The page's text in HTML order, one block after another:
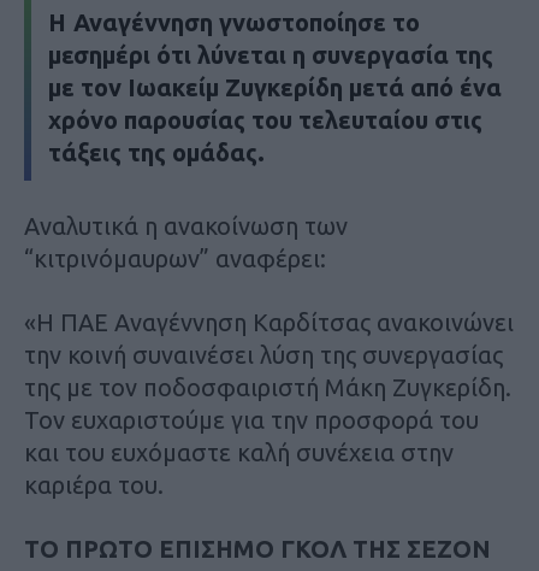
Η Αναγέννηση γνωστοποίησε το
μεσημέρι ότι λύνεται η συνεργασία της
με τον Ιωακείμ Ζυγκερίδη μετά από ένα
χρόνο παρουσίας του τελευταίου στις
τάξεις της ομάδας.
Αναλυτικά η ανακοίνωση των
“κιτρινόμαυρων” αναφέρει:
«Η ΠΑΕ Αναγέννηση Καρδίτσας ανακοινώνει
την κοινή συναινέσει λύση της συνεργασίας
της με τον ποδοσφαιριστή Μάκη Ζυγκερίδη.
Τον ευχαριστούμε για την προσφορά του
και του ευχόμαστε καλή συνέχεια στην
καριέρα του.
ΤΟ ΠΡΩΤΟ ΕΠΙΣΗΜΟ ΓΚΟΛ ΤΗΣ ΣΕΖΟΝ